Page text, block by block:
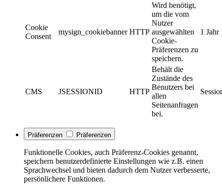
Cookie
Consent
mysign_cookiebanner HTTP
Wird benötigt,
um die vom
Nutzer
ausgewählten
Cookie-
Präferenzen zu
speichern.
1 Jahr
CMS JSESSIONID HTTP
Behält die
Zustände des
Benutzers bei
allen
Seitenanfragen
bei.
Präferenzen Präferenzen
Funktionelle Cookies, auch Präferenz-Cookies genannt,
speichern benutzerdefinierte Einstellungen wie z.B. einen
Sprachwechsel und bieten dadurch dem Nutzer verbesserte,
persönlichere Funktionen.